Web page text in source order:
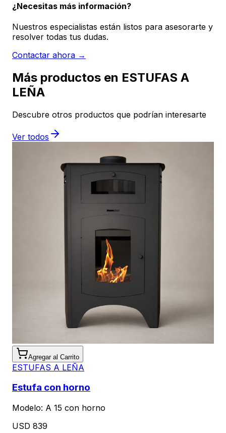
¿Necesitas más información?
Nuestros especialistas están listos para asesorarte y
resolver todas tus dudas.
Contactar ahora →
Más productos en ESTUFAS A
LEÑA
Descubre otros productos que podrían interesarte
Ver todos
Agregar al Carrito
ESTUFAS A LEÑA
Estufa con horno
Modelo: A 15 con horno
USD 839